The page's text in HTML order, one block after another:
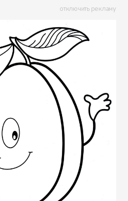
отключить рекламу